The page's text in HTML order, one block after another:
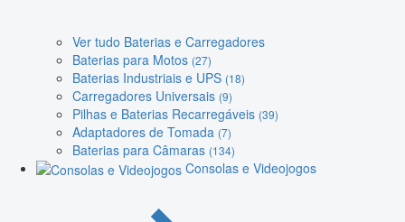
Ver tudo Baterias e Carregadores
Baterias para Motos (27)
Baterias Industriais e UPS (18)
Carregadores Universais (9)
Pilhas e Baterias Recarregáveis (39)
Adaptadores de Tomada (7)
Baterias para Câmaras (134)
Consolas e Videojogos